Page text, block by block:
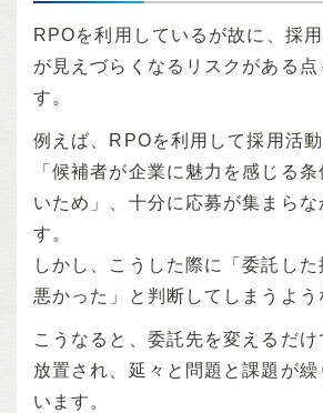
RPOを利用しているが故に、採
が見えづらくなるリスクがある
す。
例えば、RPOを利用して採用活
「候補者が企業に魅力を感じる
いため」、十分に応募が集まらな
す。
しかし、こうした際に「委託し
悪かった」と判断してしまうよう
こうなると、委託先を変えるだ
放置され、延々と問題と課題が繰
います。